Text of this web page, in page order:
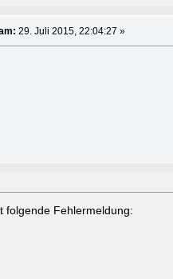
29. Juli 2015, 22:04:27 »
folgende Fehlermeldung: